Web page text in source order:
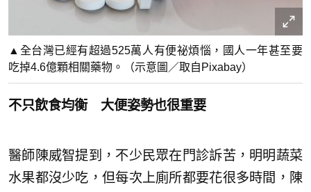
▲全台灣已經有超過525萬人有便祕煩惱，國人一年甚至要
吃掉4.6億顆相關藥物。（示意圖／取自Pixabay）
不只飲食均衡 大便姿勢也很重要
醫師陳威智提到，不少民眾在門診訴苦，明明蔬菜
水果都沒少吃，但每次上廁所都要花很多時間，陳